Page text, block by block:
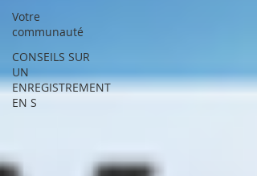
Votre
communauté
CONSEILS SUR
UN
ENREGISTREMENT
EN S